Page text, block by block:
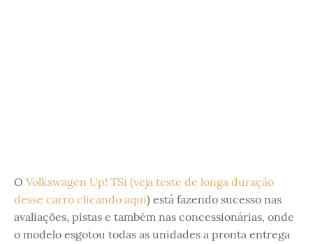
O Volkswagen Up! TSi (veja teste de longa duração
desse carro clicando aqui) está fazendo sucesso nas
avaliações, pistas e também nas concessionárias, onde
o modelo esgotou todas as unidades a pronta entrega